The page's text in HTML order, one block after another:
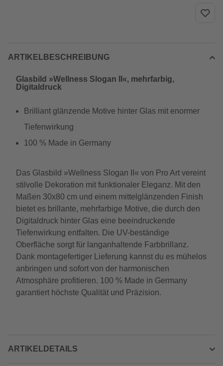
ARTIKELBESCHREIBUNG
Glasbild »Wellness Slogan II«, mehrfarbig,
Digitaldruck
Brilliant glänzende Motive hinter Glas mit enormer
Tiefenwirkung
100 % Made in Germany
Das Glasbild »Wellness Slogan II« von Pro Art vereint
stilvolle Dekoration mit funktionaler Eleganz. Mit den
Maßen 30x80 cm und einem mittelglänzenden Finish
bietet es brillante, mehrfarbige Motive, die durch den
Digitaldruck hinter Glas eine beeindruckende
Tiefenwirkung entfalten. Die UV-beständige
Oberfläche sorgt für langanhaltende Farbbrillanz.
Dank montagefertiger Lieferung kannst du es mühelos
anbringen und sofort von der harmonischen
Atmosphäre profitieren. 100 % Made in Germany
garantiert höchste Qualität und Präzision.
ARTIKELDETAILS